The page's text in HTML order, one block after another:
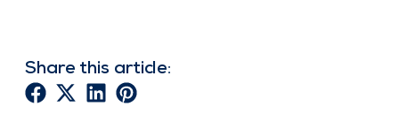
Share this article: